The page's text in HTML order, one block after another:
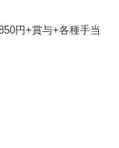
円+賞与+各種手当